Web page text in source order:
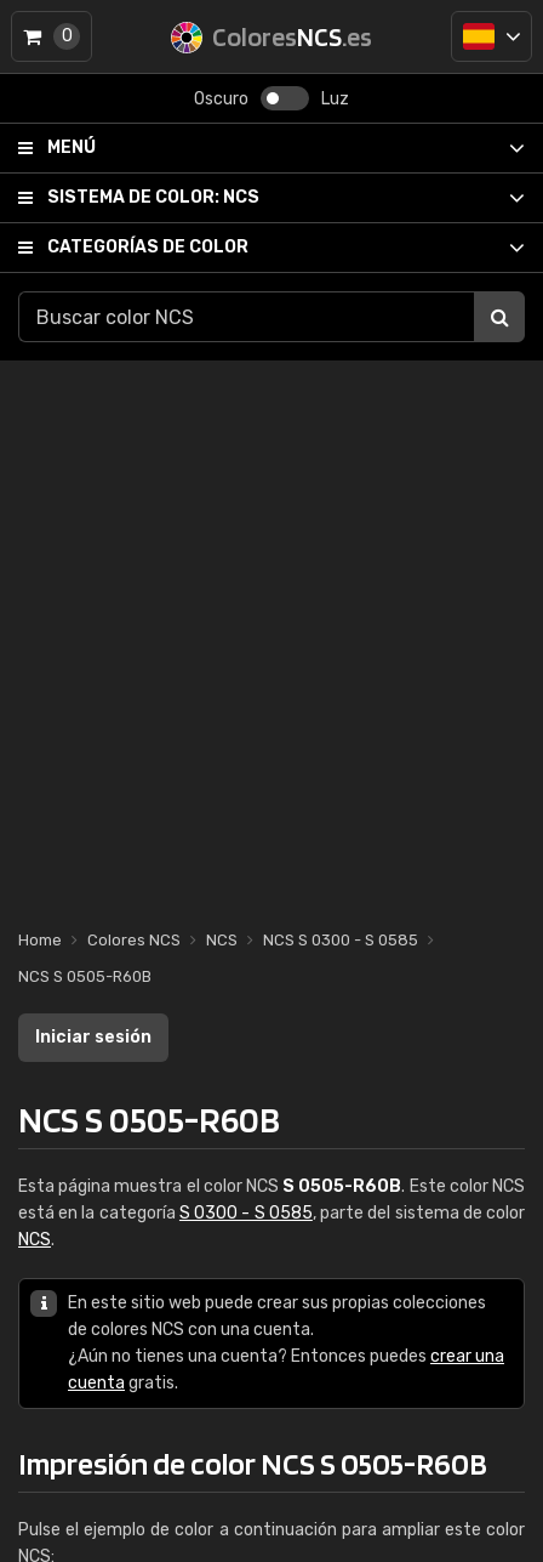
ColoresNCS.es
Oscuro Luz
MENÚ
SISTEMA DE COLOR: NCS
CATEGORÍAS DE COLOR
0
Home Colores NCS NCS
NCS S 0300 - S 0585
NCS S 0505-R60B
Iniciar sesión
NCS S 0505-R60B
Esta página muestra el color NCS S 0505-R60B. Este color NCS
está en la categoría S 0300 - S 0585, parte del sistema de color
NCS.
En este sitio web puede crear sus propias colecciones
de colores NCS con una cuenta.
¿Aún no tienes una cuenta? Entonces puedes crear una
cuenta gratis.
Impresión de color NCS S 0505-R60B
Pulse el ejemplo de color a continuación para ampliar este color
NCS: